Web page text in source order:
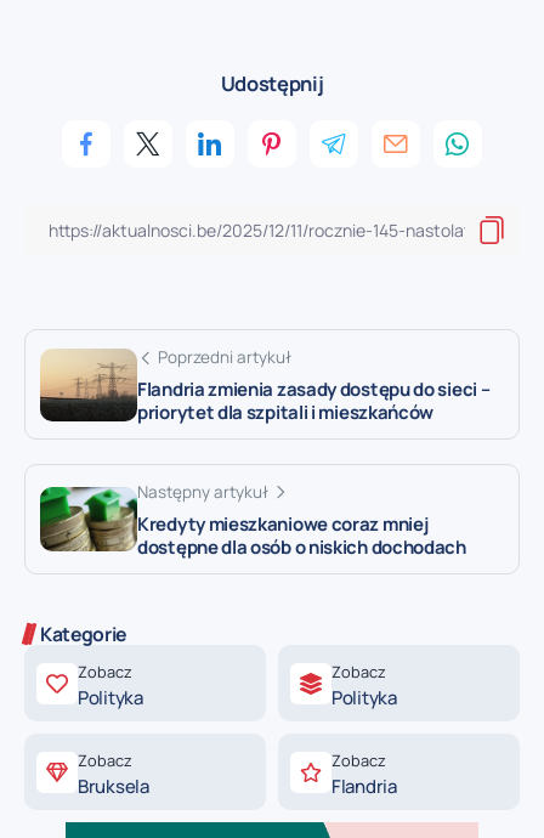
Udostępnij
Poprzedni artykuł
Flandria zmienia zasady dostępu do sieci –
priorytet dla szpitali i mieszkańców
Następny artykuł
Kredyty mieszkaniowe coraz mniej
dostępne dla osób o niskich dochodach
Kategorie
Zobacz
Polityka
Zobacz
Polityka
Zobacz
Bruksela
Zobacz
Flandria